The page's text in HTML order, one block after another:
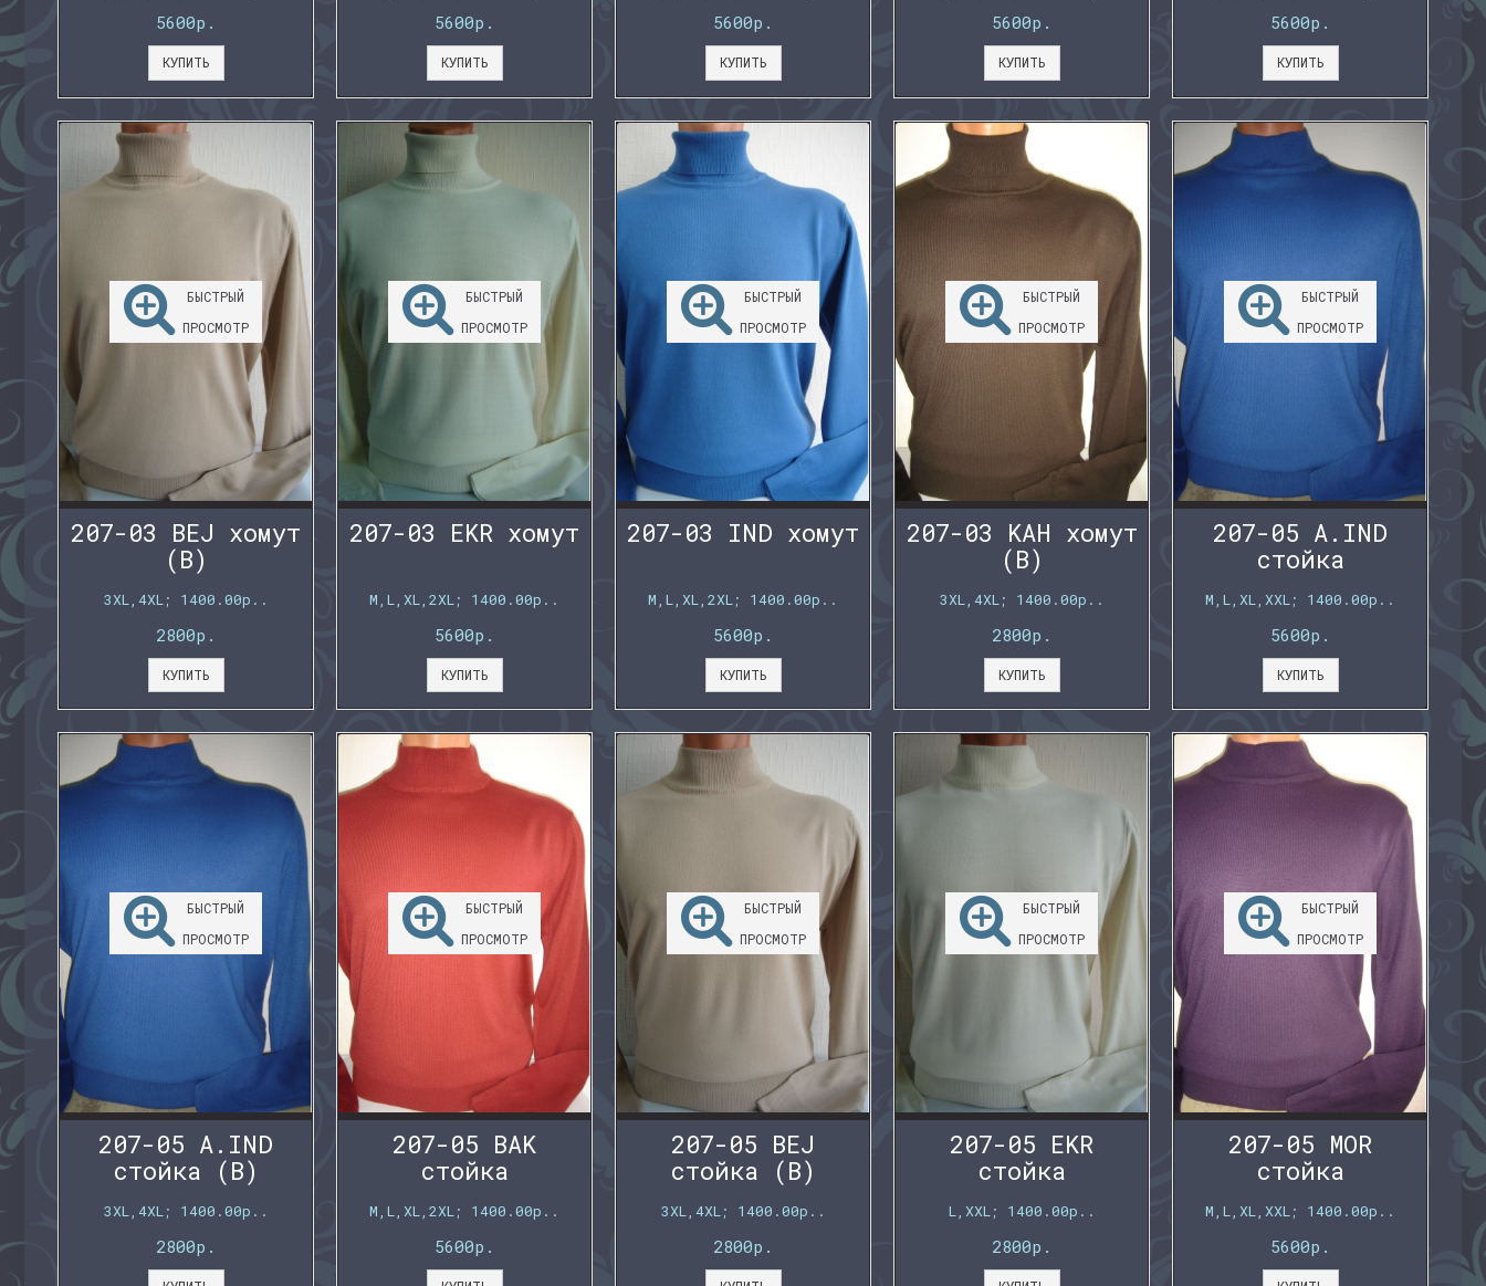
5600р.
КУПИТЬ
5600р.
КУПИТЬ
5600р.
КУПИТЬ
5600р.
КУПИТЬ
5600р.
КУПИТЬ
БЫСТРЫЙ
ПРОСМОТР
207-03 BEJ хомут
(B)
3XL,4XL; 1400.00р..
2800р.
КУПИТЬ
БЫСТРЫЙ
ПРОСМОТР
207-03 EKR хомут
M,L,XL,2XL; 1400.00р..
5600р.
КУПИТЬ
БЫСТРЫЙ
ПРОСМОТР
207-03 IND хомут
M,L,XL,2XL; 1400.00р..
5600р.
КУПИТЬ
БЫСТРЫЙ
ПРОСМОТР
207-03 KAH хомут
(B)
3XL,4XL; 1400.00р..
2800р.
КУПИТЬ
БЫСТРЫЙ
ПРОСМОТР
207-05 A.IND
стойка
M,L,XL,XXL; 1400.00р..
5600р.
КУПИТЬ
БЫСТРЫЙ
ПРОСМОТР
207-05 A.IND
стойка (B)
3XL,4XL; 1400.00р..
2800р.
БЫСТРЫЙ
ПРОСМОТР
207-05 BAK
стойка
M,L,XL,2XL; 1400.00р..
5600р.
БЫСТРЫЙ
ПРОСМОТР
207-05 BEJ
стойка (B)
3XL,4XL; 1400.00р..
2800р.
БЫСТРЫЙ
ПРОСМОТР
207-05 EKR
стойка
L,XXL; 1400.00р..
2800р.
БЫСТРЫЙ
ПРОСМОТР
207-05 MOR
стойка
M,L,XL,XXL; 1400.00р..
5600р.